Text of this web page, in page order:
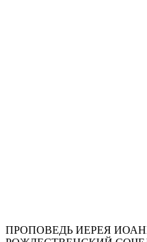
ПРОПОВЕДЬ ИЕРЕЯ